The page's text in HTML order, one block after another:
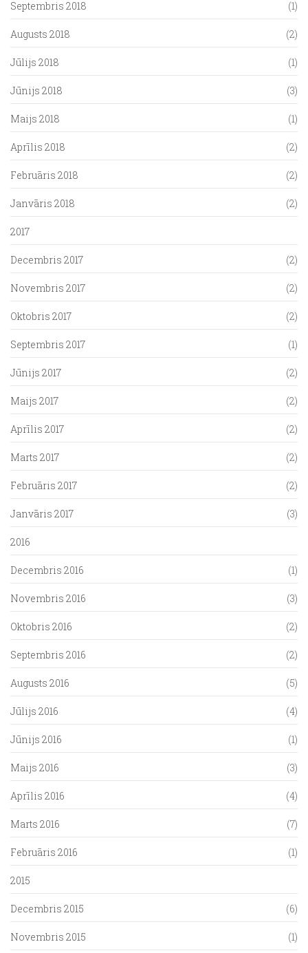
Septembris 2018 (1)
Augusts 2018 (2)
Jūlijs 2018 (1)
Jūnijs 2018 (3)
Maijs 2018 (1)
Aprīlis 2018 (2)
Februāris 2018 (2)
Janvāris 2018 (2)
2017
Decembris 2017 (2)
Novembris 2017 (2)
Oktobris 2017 (2)
Septembris 2017 (1)
Jūnijs 2017 (2)
Maijs 2017 (2)
Aprīlis 2017 (2)
Marts 2017 (2)
Februāris 2017 (2)
Janvāris 2017 (3)
2016
Decembris 2016 (1)
Novembris 2016 (3)
Oktobris 2016 (2)
Septembris 2016 (2)
Augusts 2016 (5)
Jūlijs 2016 (4)
Jūnijs 2016 (1)
Maijs 2016 (3)
Aprīlis 2016 (4)
Marts 2016 (7)
Februāris 2016 (1)
2015
Decembris 2015 (6)
Novembris 2015 (1)